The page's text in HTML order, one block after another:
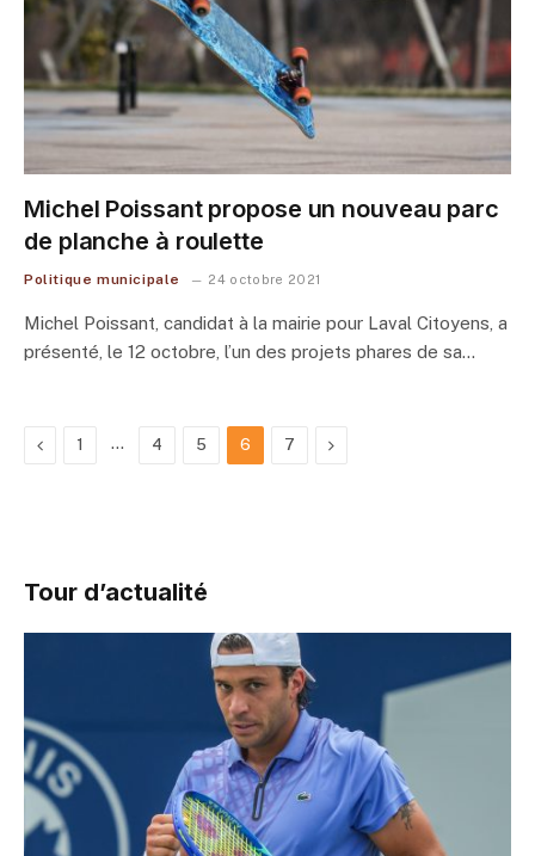
Michel Poissant propose un nouveau parc
de planche à roulette
Politique municipale 24 octobre 2021
Michel Poissant, candidat à la mairie pour Laval Citoyens, a
présenté, le 12 octobre, l’un des projets phares de sa…
Previous
1 … 4 5 6 7 Next
Tour d’actualité